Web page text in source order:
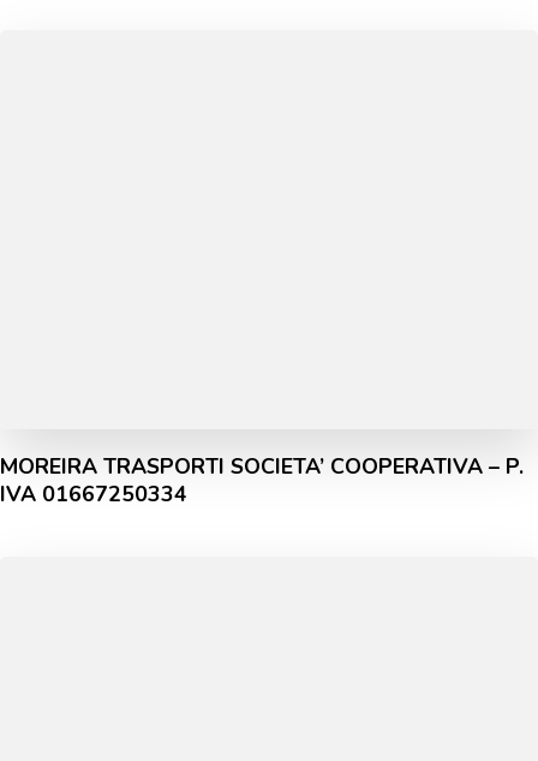
MOREIRA TRASPORTI SOCIETA’ COOPERATIVA – P.
IVA 01667250334